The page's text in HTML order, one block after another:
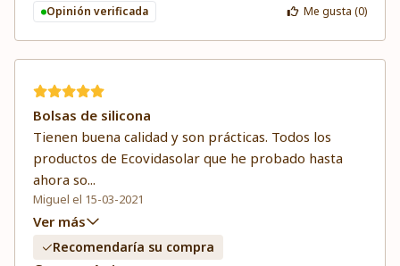
Opinión verificada Me gusta (0)
Bolsas de silicona
Tienen buena calidad y son prácticas. Todos los
productos de Ecovidasolar que he probado hasta
ahora so...
Miguel el 15-03-2021
Ver más
Recomendaría su compra